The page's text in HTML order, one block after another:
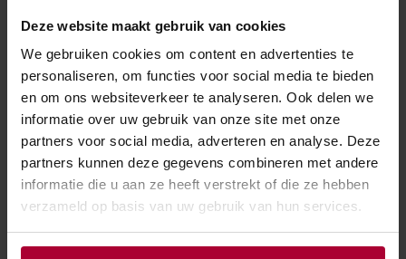
Deze website maakt gebruik van cookies
We gebruiken cookies om content en advertenties te
personaliseren, om functies voor social media te bieden
en om ons websiteverkeer te analyseren. Ook delen we
informatie over uw gebruik van onze site met onze
partners voor social media, adverteren en analyse. Deze
partners kunnen deze gegevens combineren met andere
informatie die u aan ze heeft verstrekt of die ze hebben
verzameld op basis van uw gebruik van hun services.
Andere wijnen van Château des
Jacques